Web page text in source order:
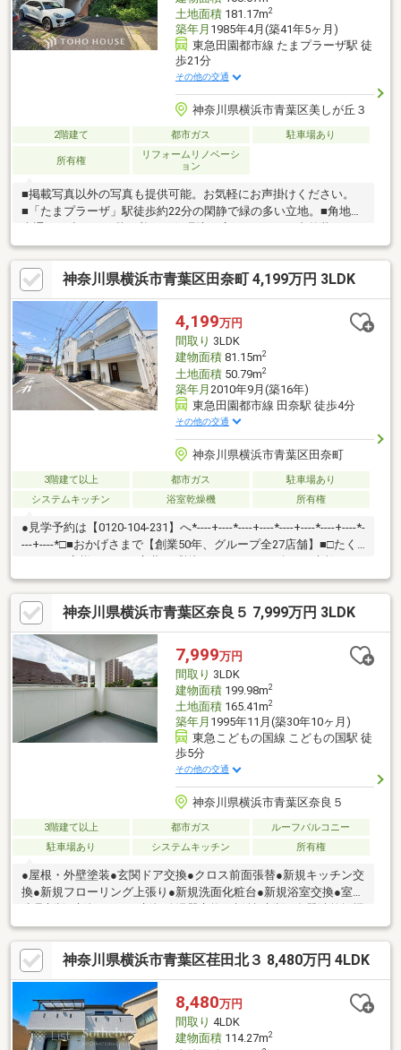
土地面積181.17m2
築年月 1985年4月(築41年5ヶ月)
東急田園都市線 たまプラーザ駅 徒
歩21分
その他の交通
神奈川県横浜市青葉区美しが丘３
2階建て 都市ガス 駐車場あり
所有権
リフォームリノベーシ
ョン
■掲載写真以外の写真も提供可能。お気軽にお声掛けください。
■「たまプラーザ」駅徒歩約22分の閑静で緑の多い立地。■角地で
ォーム済み。木の特性を生かした3LDK。■開放的な芝生のお庭
と、約15帖のゆったりとしたLDK。【３６５日 年中無休】見学
予約システムに対象日付が指定できない場合でも、原則即日ご対
応可能です。【住宅ローンに強い！】指定機関はなく、都市銀行
をはじめ各金融機関と取引可能！【グループ創業50年】確かな実
績と安心のアフターサポートでお客様ファーストを実現いたしま
す。
神奈川県横浜市青葉区田奈町 4,199万円 3LDK
4,199万円
間取り 3LDK
建物面積81.15m2
土地面積50.79m2
築年月 2010年9月(築16年)
東急田園都市線 田奈駅 徒歩4分
その他の交通
神奈川県横浜市青葉区田奈町
3階建て以上 都市ガス
駐車場あり
システムキッチン
浴室乾燥機 所有権
●見学予約は【0120-104-231】へ*----+----*----+----*----+----*----+----*-
---+----*□■おかげさまで【創業50年、グループ全27店舗】■□たく
家探しをお約束します。お家探しを始めてみようと思われたらま
ずは、お気軽に東宝ハウス新横浜に相談してみませんか？何も決
まっていなくて大丈夫！まずはお客様の夢をお聞かせください！
「行って良かったね」と思っていただけるように、スタッフ一同
【夢に人に住まいに本気です！】お客様のお問合せをお待ちして
おります☆
神奈川県横浜市青葉区奈良５ 7,999万円 3LDK
7,999万円
間取り 3LDK
建物面積199.98m2
土地面積165.41m2
築年月 1995年11月(築30年10ヶ月)
東急こどもの国線 こどもの国駅 徒
歩5分
その他の交通
神奈川県横浜市青葉区奈良５
3階建て以上 都市ガス
ルーフバルコニー
駐車場あり
システムキッチン 所有権
●屋根・外壁塗装●玄関ドア交換●クロス前面張替●新規キッチン交
換●新規フローリング上張り●新規洗面化粧台●新規浴室交換●室内
●屋根一部レッドシダー貼り●バルコニー防水処理
神奈川県横浜市青葉区荏田北３ 8,480万円 4LDK
8,480万円
間取り 4LDK
建物面積114.27m2